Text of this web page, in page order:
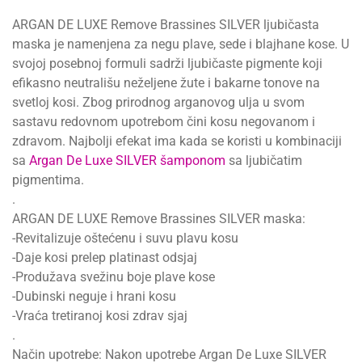
ARGAN DE LUXE Remove Brassines SILVER ljubičasta
maska je namenjena za negu plave, sede i blajhane kose. U
svojoj posebnoj formuli sadrži ljubičaste pigmente koji
efikasno neutrališu neželjene žute i bakarne tonove na
svetloj kosi. Zbog prirodnog arganovog ulja u svom
sastavu redovnom upotrebom čini kosu negovanom i
zdravom. Najbolji efekat ima kada se koristi u kombinaciji
sa Argan De Luxe SILVER šamponom sa ljubičatim
pigmentima.
.
ARGAN DE LUXE Remove Brassines SILVER maska:
-Revitalizuje oštećenu i suvu plavu kosu
-Daje kosi prelep platinast odsjaj
-Produžava svežinu boje plave kose
-Dubinski neguje i hrani kosu
-Vraća tretiranoj kosi zdrav sjaj
.
Način upotrebe: Nakon upotrebe Argan De Luxe SILVER